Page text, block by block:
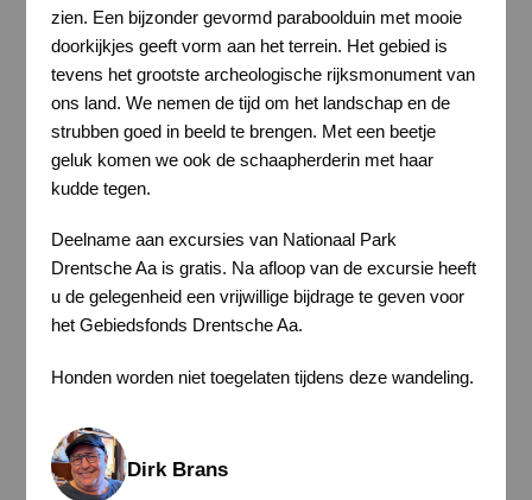
zien. Een bijzonder gevormd paraboolduin met mooie
doorkijkjes geeft vorm aan het terrein. Het gebied is
tevens het grootste archeologische rijksmonument van
ons land. We nemen de tijd om het landschap en de
strubben goed in beeld te brengen. Met een beetje
geluk komen we ook de schaapherderin met haar
kudde tegen.
Deelname aan excursies van Nationaal Park
Drentsche Aa is gratis. Na afloop van de excursie heeft
u de gelegenheid een vrijwillige bijdrage te geven voor
het Gebiedsfonds Drentsche Aa.
Honden worden niet toegelaten tijdens deze wandeling.
Dirk Brans